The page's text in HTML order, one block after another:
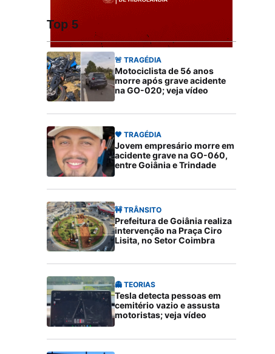
Top 5
🚨 TRAGÉDIA
Motociclista de 56 anos
morre após grave acidente
na GO-020; veja vídeo
🖤 TRAGÉDIA
Jovem empresário morre em
acidente grave na GO-060,
entre Goiânia e Trindade
🚧 TRÂNSITO
Prefeitura de Goiânia realiza
intervenção na Praça Ciro
Lisita, no Setor Coimbra
👻 TEORIAS
Tesla detecta pessoas em
cemitério vazio e assusta
motoristas; veja vídeo